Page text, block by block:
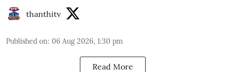
thanthitv
Published on: 06 Aug 2026, 1:30 pm
Read More